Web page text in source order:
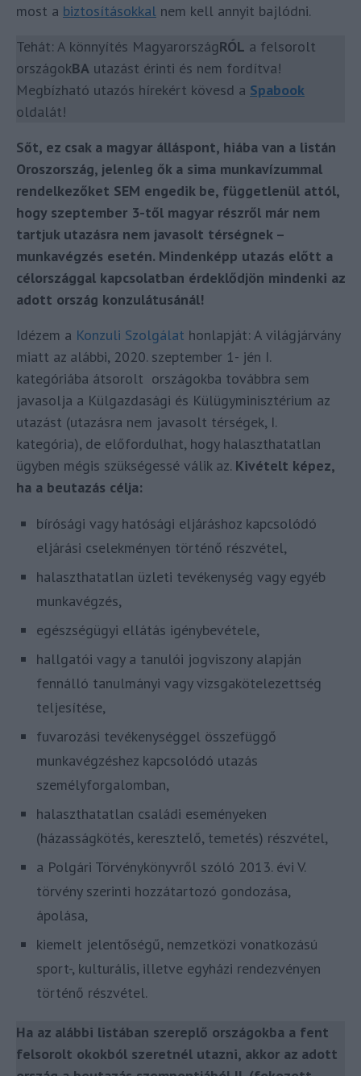
most a biztosításokkal nem kell annyit bajlódni.
Tehát: A könnyítés MagyarországRÓL a felsorolt
országokBA utazást érinti és nem fordítva!
Megbízható utazós hírekért kövesd a Spabook
oldalát!
Sőt, ez csak a magyar álláspont, hiába van a listán
Oroszország, jelenleg ők a sima munkavízummal
rendelkezőket SEM engedik be, függetlenül attól,
hogy szeptember 3-től magyar részről már nem
tartjuk utazásra nem javasolt térségnek –
munkavégzés esetén. Mindenképp utazás előtt a
célországgal kapcsolatban érdeklődjön mindenki az
adott ország konzulátusánál!
Idézem a Konzuli Szolgálat honlapját: A világjárvány
miatt az alábbi, 2020. szeptember 1- jén I.
kategóriába átsorolt országokba továbbra sem
javasolja a Külgazdasági és Külügyminisztérium az
utazást (utazásra nem javasolt térségek, I.
kategória), de előfordulhat, hogy halaszthatatlan
ügyben mégis szükségessé válik az. Kivételt képez,
ha a beutazás célja:
bírósági vagy hatósági eljáráshoz kapcsolódó
eljárási cselekményen történő részvétel,
halaszthatatlan üzleti tevékenység vagy egyéb
munkavégzés,
egészségügyi ellátás igénybevétele,
hallgatói vagy a tanulói jogviszony alapján
fennálló tanulmányi vagy vizsgakötelezettség
teljesítése,
fuvarozási tevékenységgel összefüggő
munkavégzéshez kapcsolódó utazás
személyforgalomban,
halaszthatatlan családi eseményeken
(házasságkötés, keresztelő, temetés) részvétel,
a Polgári Törvénykönyvről szóló 2013. évi V.
törvény szerinti hozzátartozó gondozása,
ápolása,
kiemelt jelentőségű, nemzetközi vonatkozású
sport-, kulturális, illetve egyházi rendezvényen
történő részvétel.
Ha az alábbi listában szereplő országokba a fent
felsorolt okokból szeretnél utazni, akkor az adott